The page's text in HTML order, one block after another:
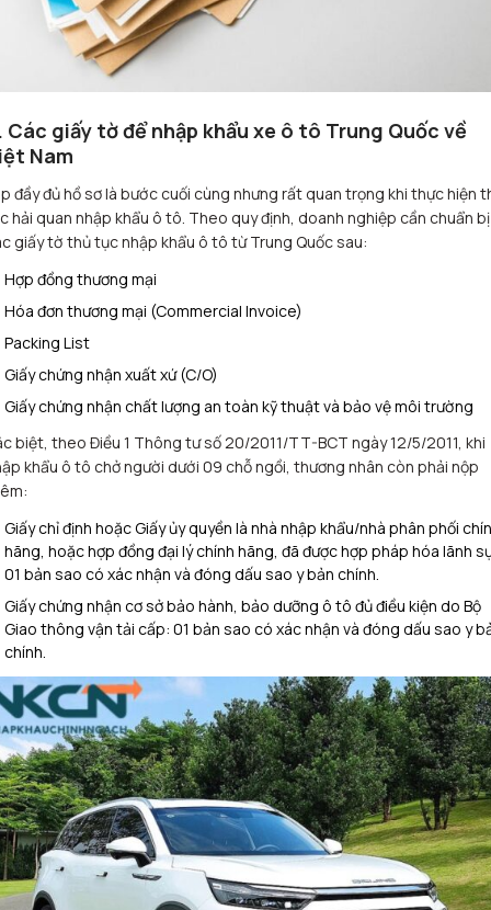
Các giấy tờ để nhập khẩu xe ô tô Trung Quốc về
Nam
đầy đủ hồ sơ là bước cuối cùng nhưng rất quan trọng khi thực hiện
hải quan nhập khẩu ô tô. Theo quy định, doanh nghiệp cần chuẩn bị
giấy tờ thủ tục nhập khẩu ô tô từ Trung Quốc sau:
Hợp đồng thương mại
Hóa đơn thương mại (Commercial Invoice)
Packing List
Giấy chứng nhận xuất xứ (C/O)
Giấy chứng nhận chất lượng an toàn kỹ thuật và bảo vệ môi trường
biệt, theo Điều 1 Thông tư số 20/2011/TT-BCT ngày 12/5/2011, khi
khẩu ô tô chở người dưới 09 chỗ ngồi, thương nhân còn phải nộp
Giấy chỉ định hoặc Giấy ủy quyền là nhà nhập khẩu/nhà phân phối
hãng, hoặc hợp đồng đại lý chính hãng, đã được hợp pháp hóa lãnh
01 bản sao có xác nhận và đóng dấu sao y bản chính.
Giấy chứng nhận cơ sở bảo hành, bảo dưỡng ô tô đủ điều kiện do Bộ
Giao thông vận tải cấp: 01 bản sao có xác nhận và đóng dấu sao y
chính.